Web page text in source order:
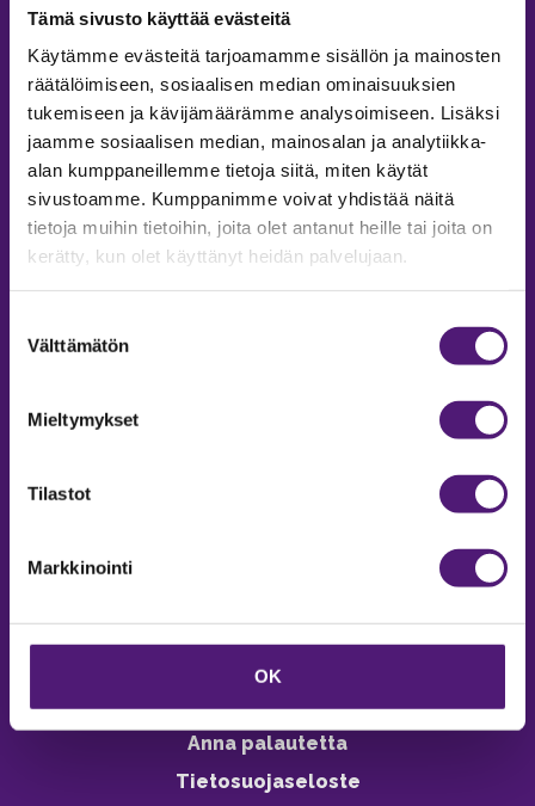
Tämä sivusto käyttää evästeitä
Käytämme evästeitä tarjoamamme sisällön ja mainosten
räätälöimiseen, sosiaalisen median ominaisuuksien
tukemiseen ja kävijämäärämme analysoimiseen. Lisäksi
jaamme sosiaalisen median, mainosalan ja analytiikka-
alan kumppaneillemme tietoja siitä, miten käytät
sivustoamme. Kumppanimme voivat yhdistää näitä
tietoja muihin tietoihin, joita olet antanut heille tai joita on
kerätty, kun olet käyttänyt heidän palvelujaan.
valinta
Välttämätön
Mieltymykset
Tilastot
Markkinointi
OK
MAJOITUS
Tiedustelut & Varaukset
Vastuullisuus
Ympäristöohjelma
Avoimet työpaikat
Anna palautetta
Tietosuojaseloste